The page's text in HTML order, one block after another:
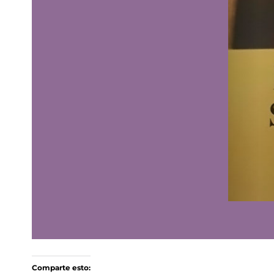
Comparte esto: